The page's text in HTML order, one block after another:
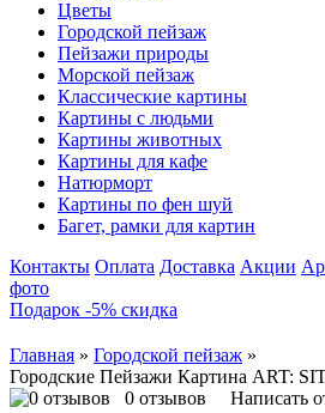
Цветы
Городской пейзаж
Пейзажи природы
Морской пейзаж
Классические картины
Картины с людьми
Картины животных
Картины для кафе
Натюрморт
Картины по фен шуй
Багет, рамки для картин
Контакты Оплата Доставка Акции
фото
Подарок -5% скидка
Главная » Городской пейзаж »
Городские Пейзажи Картина ART:
0 отзывов
Написать